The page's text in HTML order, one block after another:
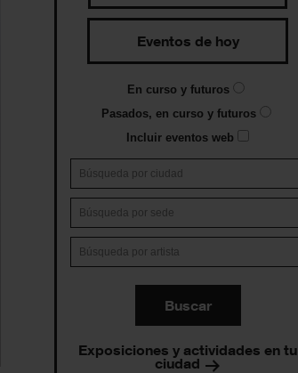
Eventos de hoy
En curso y futuros
Pasados, en curso y futuros
Incluir eventos web
Buscar
Exposiciones y actividades en tu
ciudad